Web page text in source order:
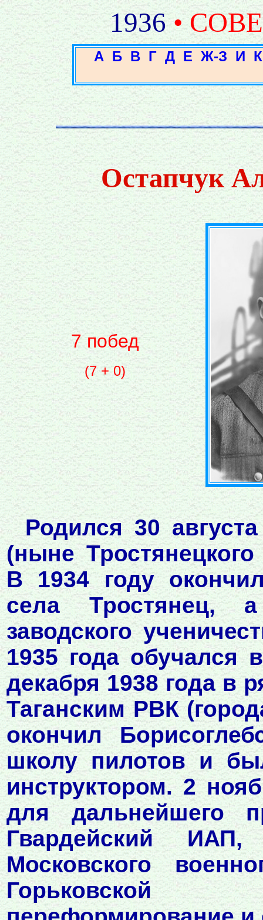
1936 •
А Б В Г Д Е Ж-З И К
Остапчук
7 побед
(7 + 0)
Родился 30
(ныне
В 1934 году
села Тростянец,
заводского
1935 года обучался
декабря 1938 года в
Таганским РВК
окончил
школу пилотов и
инструктором. 2
для дальнейшего
Гвардейский
Московского
Горьковской